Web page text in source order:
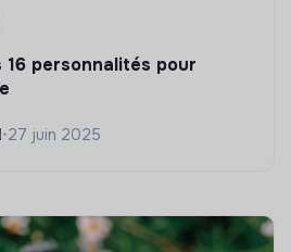
16 personnalités pour
•27 juin 2025